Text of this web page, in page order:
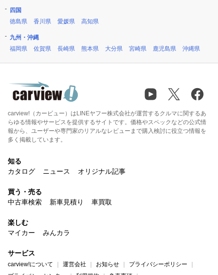
四国
徳島県
香川県 愛媛県 高知県
九州・沖縄
福岡県
佐賀県 長崎県 熊本県 大分県 宮崎県 鹿児島県 沖縄県
carview!（カービュー）はLINEヤフー株式会社が運営するクルマに関するあ
らゆる情報やサービスを提供するサイトです。価格やスペックなどの公式情
報から、ユーザーや専門家のリアルなレビューまで購入検討に役立つ情報を
多く掲載しています。
知る
カタログ
ニュース オリジナル記事
買う・売る
中古車検索
新車見積り 車買取
楽しむ
マイカー
みんカラ
サービス
carview!について 運営会社 お知らせ
プライバシーポリシー